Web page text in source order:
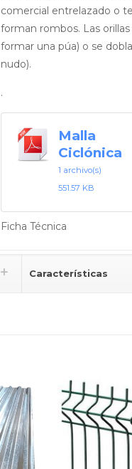
comercial entrelazado o
forman rombos. Las
formar una púa) o se
nudo).
.
Malla
Ciclónica
1 archivo(s)
551.57 KB
Ficha Técnica
Características